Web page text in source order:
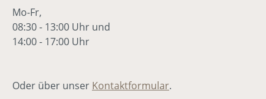
Mo-Fr,
08:30 - 13:00 Uhr und
14:00 - 17:00 Uhr
Oder über unser Kontaktformular.